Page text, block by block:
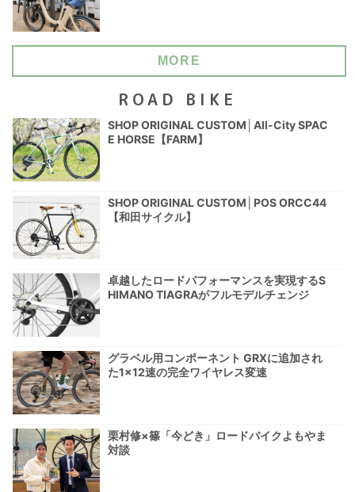
MORE
ROAD BIKE
SHOP ORIGINAL CUSTOM│All-City SPAC
E HORSE【FARM】
SHOP ORIGINAL CUSTOM│POS ORCC44
【和田サイクル】
卓越したロードパフォーマンスを実現するS
HIMANO TIAGRAがフルモデルチェンジ
グラベル用コンポーネント GRXに追加され
た1×12速の完全ワイヤレス変速
栗村修×篠「今どき」ロードバイクよもやま
対談